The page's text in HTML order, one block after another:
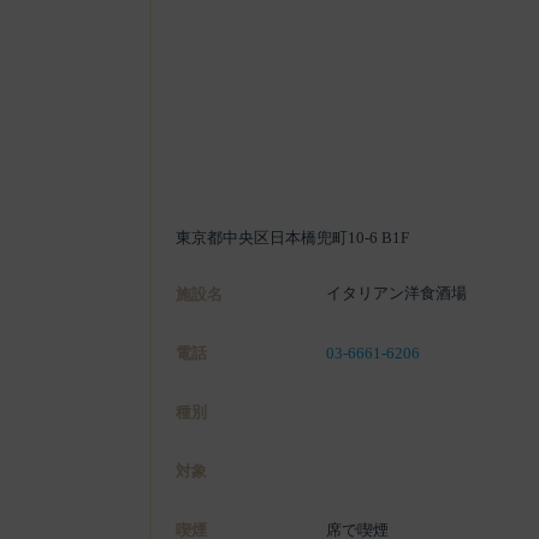
東京都中央区日本橋兜町10-6 B1F
施設名 イタリアン洋食酒場
電話 03-6661-6206
種別
対象
喫煙 席で喫煙